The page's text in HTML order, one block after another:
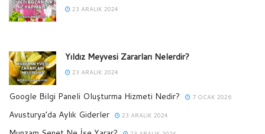
23 ARALIK 2024
Yıldız Meyvesi Zararları Nelerdir?
23 ARALIK 2024
Google Bilgi Paneli Oluşturma Hizmeti Nedir? 7 OCAK 2026
Avusturya’da Aylık Giderler 23 ARALIK 2024